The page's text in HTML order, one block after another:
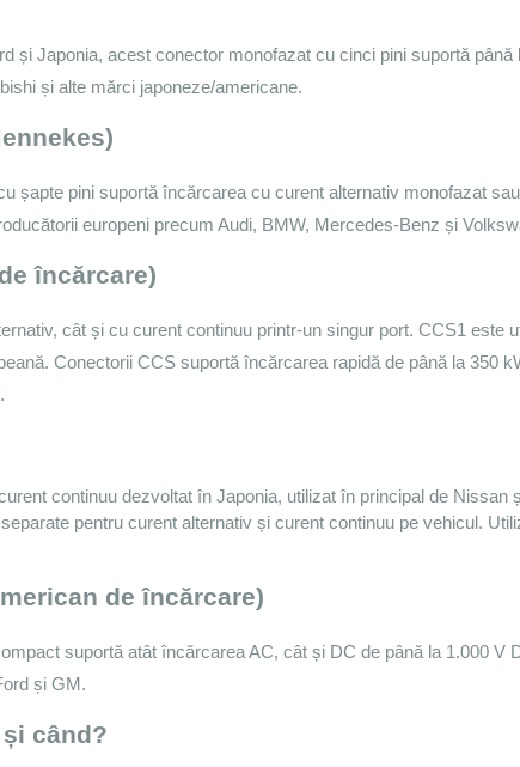
și Japonia, acest conector monofazat cu cinci pini suportă până
și alte mărci japoneze/americane.
șapte pini suportă încărcarea cu curent alternativ monofazat
europeni precum Audi, BMW, Mercedes-Benz și
încărcare)
cât și cu curent continuu printr-un singur port. CCS1 este
Conectorii CCS suportă încărcarea rapidă de până la 350
continuu dezvoltat în Japonia, utilizat în principal de Nissan
pentru curent alternativ și curent continuu pe vehicul.
de încărcare)
suportă atât încărcarea AC, cât și DC de până la 1.000 V
și GM.
când?